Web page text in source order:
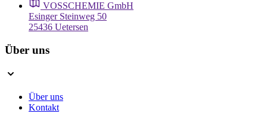
VOSSCHEMIE GmbH
Esinger Steinweg 50
25436 Uetersen
Über uns
Über uns
Kontakt